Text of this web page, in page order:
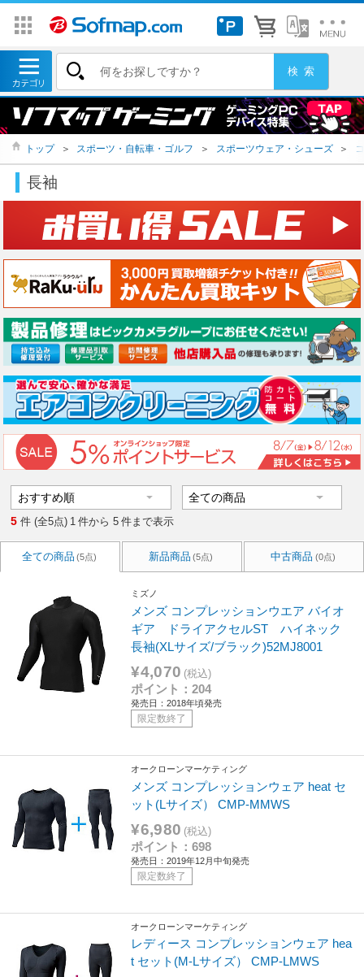
トップ ＞ スポーツ・自転車・ゴルフ ＞ スポーツウェア・シューズ ＞
長袖
5 件 (全5点) 1 件から 5 件まで表示
全ての商品 (5点) 新品商品 (5点) 中古商品 (0点)
ミズノ
メンズ コンプレッションウエア バイオ
ギア ドライアクセルST ハイネック
長袖(XLサイズ/ブラック)52MJ8001
¥4,070 (税込)
ポイント：204
発売日：2018年頃発売
限定数終了
オークローンマーケティング
メンズ コンプレッションウェア heat セ
ット(Lサイズ） CMP-MMWS
¥6,980 (税込)
ポイント：698
発売日：2019年12月中旬発売
限定数終了
オークローンマーケティング
レディース コンプレッションウェア hea
t セット(M-Lサイズ） CMP-LMWS